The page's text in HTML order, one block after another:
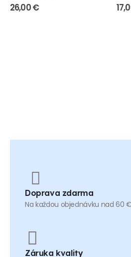
26,00€
Doprava zdarma
Na každou objednávku nad 60 €
Záruka kvality